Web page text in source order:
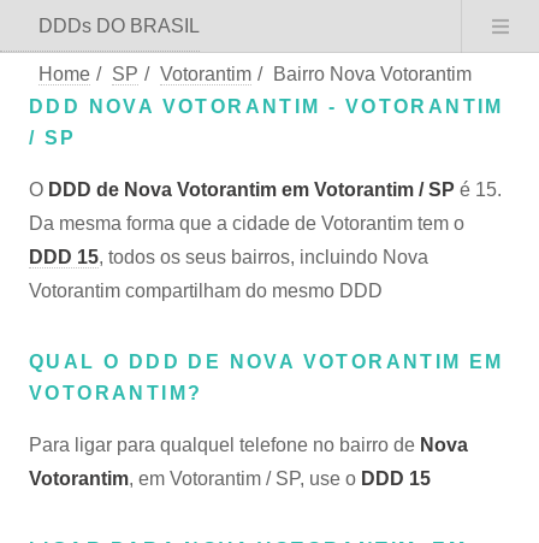
DDDs DO BRASIL
Home / SP / Votorantim /
Bairro Nova Votorantim
DDD NOVA VOTORANTIM - VOTORANTIM
/ SP
O DDD de Nova Votorantim em Votorantim / SP é 15.
Da mesma forma que a cidade de Votorantim tem o
DDD 15, todos os seus bairros, incluindo Nova
Votorantim compartilham do mesmo DDD
QUAL O DDD DE NOVA VOTORANTIM EM
VOTORANTIM?
Para ligar para qualquel telefone no bairro de Nova
Votorantim, em Votorantim / SP, use o DDD 15